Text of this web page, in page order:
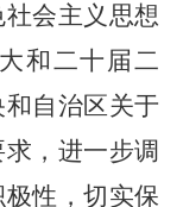
会主义思想
和二十届二
自治区关于
，进一步调
性，切实保